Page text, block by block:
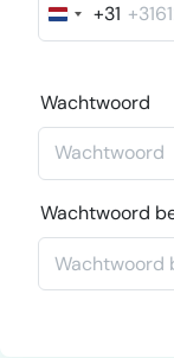
Nederland
+31
+31
Wachtwoord
Wachtwoord